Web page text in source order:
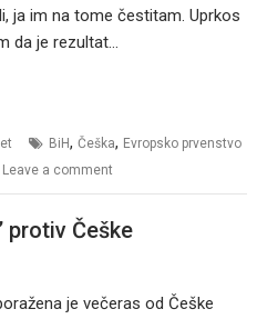
ja im na tome čestitam. Uprkos
da je rezultat…
BiH,Češka, Evropsko prvenstvo
Leave a comment
protiv Češke
je večeras od Češke